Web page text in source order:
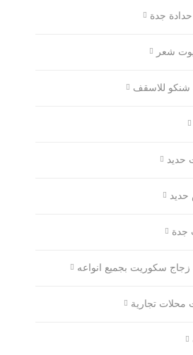
جدة
شعر
شنكو للاسقف
حديد
جدة
سكوريت بجميع انواعه
محلات تجارية